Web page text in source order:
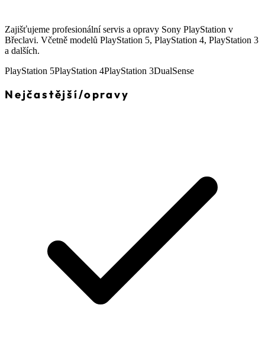
Zajišťujeme profesionální servis a opravy Sony PlayStation v
Břeclavi. Včetně modelů PlayStation 5, PlayStation 4, PlayStation 3
a dalších.
PlayStation 5PlayStation 4PlayStation 3DualSense
Nejčastější/opravy